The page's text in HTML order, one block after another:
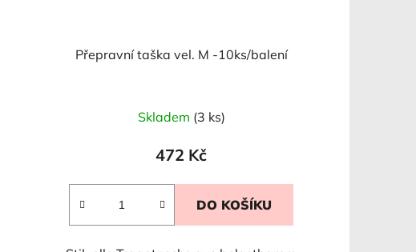
Přepravní taška vel. M -10ks/balení
Skladem (3 ks)
472 Kč
DO KOŠÍKU